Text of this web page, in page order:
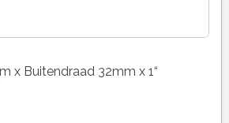
x Buitendraad 32mm x 1“